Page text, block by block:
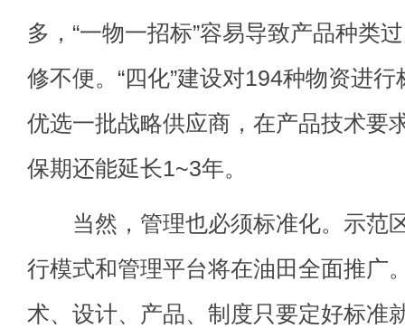
多，“一物一招标”容易导致产品种类
修不便。“四化”建设对194种物资进
优选一批战略供应商，在产品技术要
保期还能延长1~3年。
当然，管理也必须标准化。示范
行模式和管理平台将在油田全面推广
术、设计、产品、制度只要定好标准